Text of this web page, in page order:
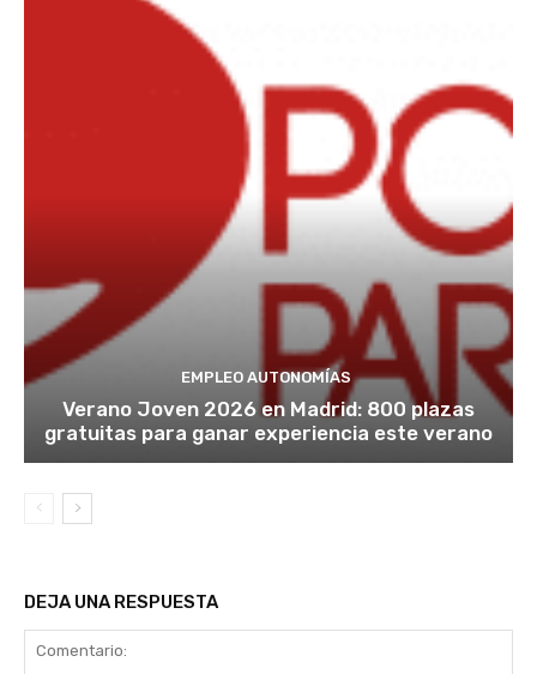
EMPLEO AUTONOMÍAS
Verano Joven 2026 en Madrid: 800 plazas
gratuitas para ganar experiencia este verano
DEJA UNA RESPUESTA